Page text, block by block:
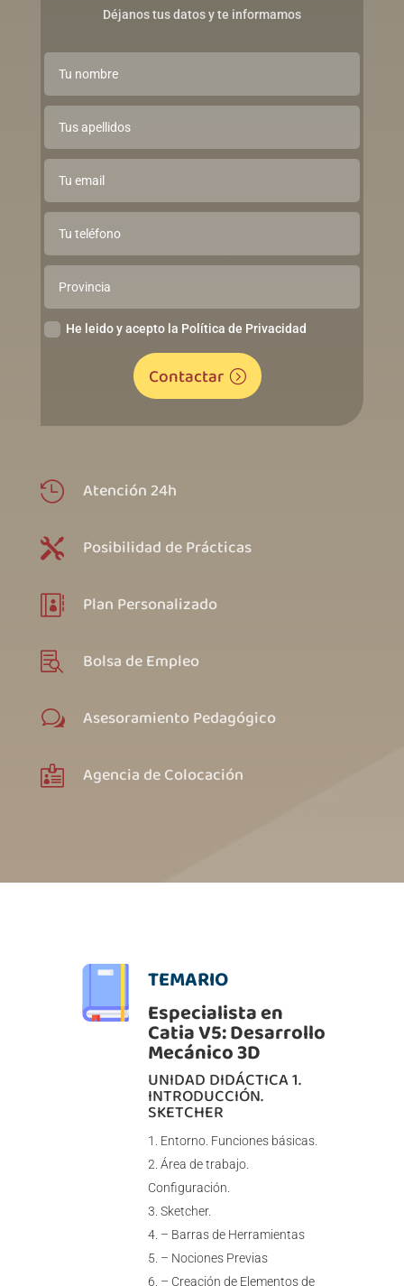
Déjanos tus datos y te informamos
He leido y acepto la Política de Privacidad
Contactar
 Atención 24h
 Posibilidad de Prácticas
 Plan Personalizado
 Bolsa de Empleo
w Asesoramiento Pedagógico
 Agencia de Colocación
TEMARIO
Especialista en
Catia V5: Desarrollo
Mecánico 3D
UNIDAD DIDÁCTICA 1.
INTRODUCCIÓN.
SKETCHER
Entorno. Funciones básicas.
Área de trabajo.
Configuración.
Sketcher.
– Barras de Herramientas
– Nociones Previas
– Creación de Elementos de